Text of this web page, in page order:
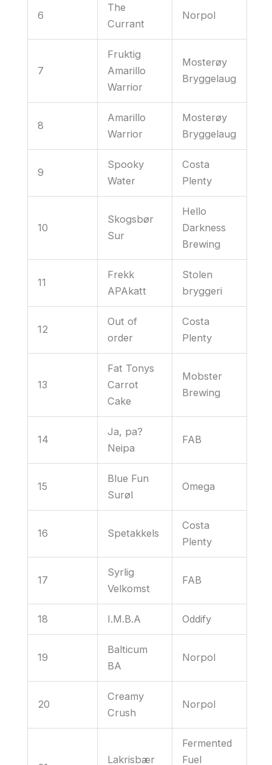
6
The
Currant
Norpol
7
Fruktig
Amarillo
Warrior
Mosterøy
Bryggelaug
8
Amarillo
Warrior
Mosterøy
Bryggelaug
9
Spooky
Water
Costa
Plenty
10
Skogsbør
Sur
Hello
Darkness
Brewing
11
Frekk
APAkatt
Stolen
bryggeri
12
Out of
order
Costa
Plenty
13
Fat Tonys
Carrot
Cake
Mobster
Brewing
14
Ja, pa?
Neipa
FAB
15
Blue Fun
Surøl
Omega
16 Spetakkels
Costa
Plenty
17
Syrlig
Velkomst
FAB
18 I.M.B.A Oddify
19
Balticum
BA
Norpol
20
Creamy
Crush
Norpol
Lakrisbær
Fermented
Fuel